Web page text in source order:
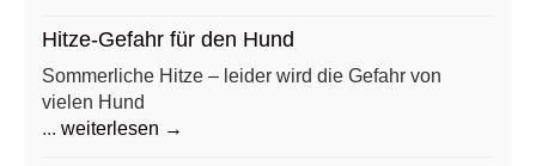
Hitze-Gefahr für den Hund
Sommerliche Hitze – leider wird die Gefahr von
vielen Hund
... weiterlesen →